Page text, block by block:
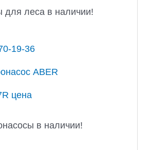
для леса в наличии!
19-36
в наличии!